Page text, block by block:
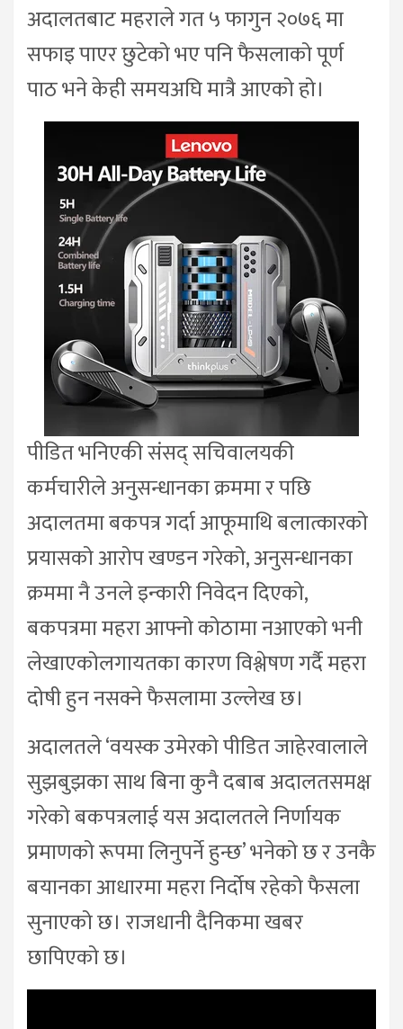
अदालतबाट महराले गत ५ फागुन २०७६ मा
सफाइ पाएर छुटेको भए पनि फैसलाको पूर्ण
पाठ भने केही समयअघि मात्रै आएको हो।
पीडित भनिएकी संसद् सचिवालयकी
कर्मचारीले अनुसन्धानका क्रममा र पछि
अदालतमा बकपत्र गर्दा आफूमाथि बलात्कारको
प्रयासको आरोप खण्डन गरेको, अनुसन्धानका
क्रममा नै उनले इन्कारी निवेदन दिएको,
बकपत्रमा महरा आफ्नो कोठामा नआएको भनी
लेखाएकोलगायतका कारण विश्लेषण गर्दै महरा
दोषी हुन नसक्ने फैसलामा उल्लेख छ।
अदालतले ‘वयस्क उमेरको पीडित जाहेरवालाले
सुझबुझका साथ बिना कुनै दबाब अदालतसमक्ष
गरेको बकपत्रलाई यस अदालतले निर्णायक
प्रमाणको रूपमा लिनुपर्ने हुन्छ’ भनेको छ र उनकै
बयानका आधारमा महरा निर्दोष रहेको फैसला
सुनाएको छ। राजधानी दैनिकमा खबर
छापिएको छ।